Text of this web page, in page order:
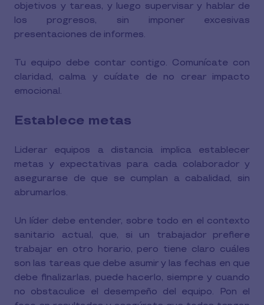
objetivos y tareas, y luego supervisar y hablar de
los progresos, sin imponer excesivas
presentaciones de informes.
Tu equipo debe contar contigo. Comunícate con
claridad, calma y cuídate de no crear impacto
emocional.
Establece metas
Liderar equipos a distancia implica establecer
metas y expectativas para cada colaborador y
asegurarse de que se cumplan a cabalidad, sin
abrumarlos.
Un líder debe entender, sobre todo en el contexto
sanitario actual, que, si un trabajador prefiere
trabajar en otro horario, pero tiene claro cuáles
son las tareas que debe asumir y las fechas en que
debe finalizarlas, puede hacerlo, siempre y cuando
no obstaculice el desempeño del equipo. Pon el